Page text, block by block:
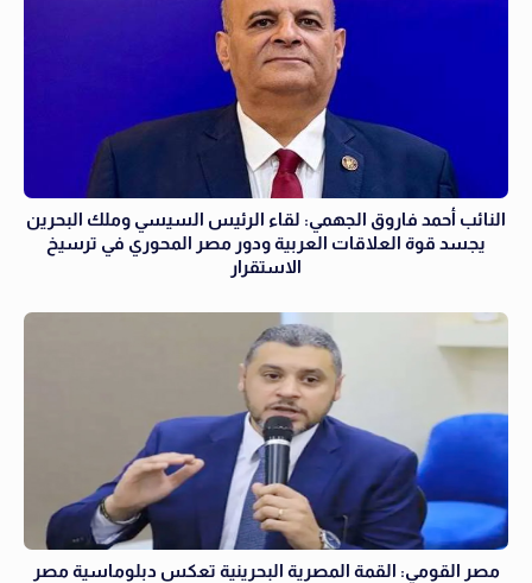
النائب أحمد فاروق الجهمي: لقاء الرئيس السيسي وملك البحرين
يجسد قوة العلاقات العربية ودور مصر المحوري في ترسيخ
الاستقرار
مصر القومي: القمة المصرية البحرينية تعكس دبلوماسية مصر